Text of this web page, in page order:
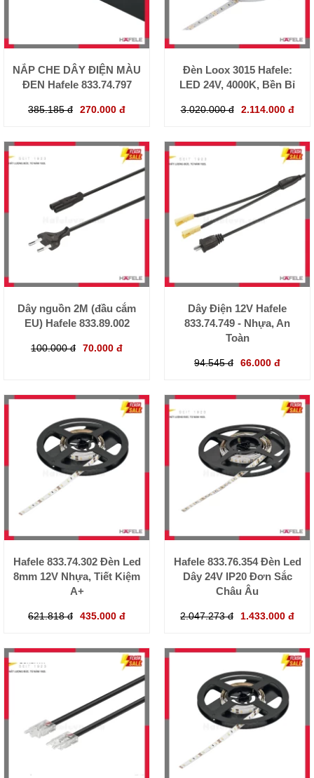
NẮP CHE DÂY ĐIỆN MÀU
ĐEN Hafele 833.74.797
385.185 đ 270.000 đ
Đèn Loox 3015 Hafele:
LED 24V, 4000K, Bền Bỉ
3.020.000 đ 2.114.000 đ
Dây nguồn 2M (đầu cắm
EU) Hafele 833.89.002
100.000 đ 70.000 đ
Dây Điện 12V Hafele
833.74.749 - Nhựa, An
Toàn
94.545 đ 66.000 đ
Hafele 833.74.302 Đèn Led
8mm 12V Nhựa, Tiết Kiệm
A+
621.818 đ 435.000 đ
Hafele 833.76.354 Đèn Led
Dây 24V IP20 Đơn Sắc
Châu Âu
2.047.273 đ 1.433.000 đ